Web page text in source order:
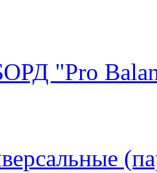
"Pro